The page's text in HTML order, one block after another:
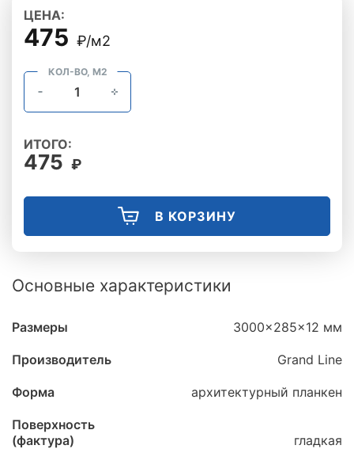
ЦЕНА:
475 ₽/м2
КОЛ-ВО, М2
ИТОГО:
475 ₽
В КОРЗИНУ
Основные характеристики
Размеры 3000x285x12 мм
Производитель Grand Line
Форма архитектурный планкен
Поверхность
(фактура)
гладкая